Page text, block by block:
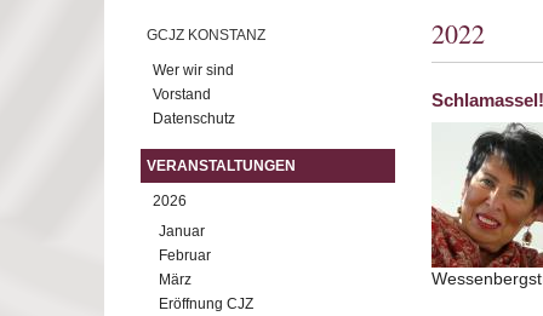
GCJZ KONSTANZ
Wer wir sind
Vorstand
Datenschutz
VERANSTALTUNGEN
2026
Januar
Februar
März
Eröffnung CJZ
2022